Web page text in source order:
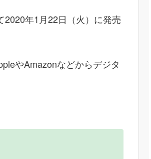
年1月22日（火）に発売
やAmazonなどからデジタ